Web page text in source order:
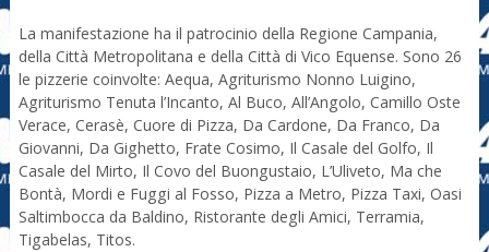
La manifestazione ha il patrocinio della Regione Campania,
della Città Metropolitana e della Città di Vico Equense. Sono 26
le pizzerie coinvolte: Aequa, Agriturismo Nonno Luigino,
Agriturismo Tenuta l’Incanto, Al Buco, All’Angolo, Camillo Oste
Verace, Cerasè, Cuore di Pizza, Da Cardone, Da Franco, Da
Giovanni, Da Gighetto, Frate Cosimo, Il Casale del Golfo, Il
Casale del Mirto, Il Covo del Buongustaio, L’Uliveto, Ma che
Bontà, Mordi e Fuggi al Fosso, Pizza a Metro, Pizza Taxi, Oasi
Saltimbocca da Baldino, Ristorante degli Amici, Terramia,
Tigabelas, Titos.